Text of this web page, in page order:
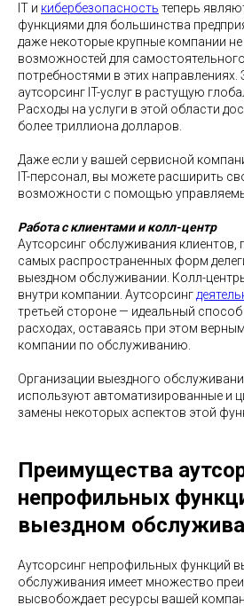
IT и кибербезопасность теперь
функциями для большинства
даже некоторые крупные компании
возможностей для
потребностями в этих направлениях.
аутсорсинг IT-услуг в растущую
Расходы на услуги в этой области
более триллиона долларов.
Даже если у вашей сервисной
IT-персонал, вы можете расширить
возможности с помощью
Работа с клиентами и колл-центр
Аутсорсинг обслуживания клиентов,
самых распространенных форм
выездном обслуживании. Колл-
внутри компании. Аутсорсинг
третьей стороне — идеальный
расходах, оставаясь при этом
компании по обслуживанию.
Организации выездного
используют автоматизированные и
замены некоторых аспектов этой
Преимущества
непрофильных
выездном
Аутсорсинг непрофильных функций
обслуживания имеет множество
высвобождает ресурсы вашей